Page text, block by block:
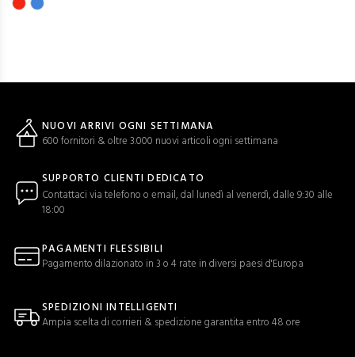
NUOVI ARRIVI OGNI SETTIMANA
600 fornitori & oltre 3.000 nuovi articoli ogni settimana
SUPPORTO CLIENTI DEDICATO
Contattaci via telefono o email, dal lunedì al venerdì, dalle 9:30 alle
18:00
PAGAMENTI FLESSIBILI
Pagamento dilazionato in 3 o 4 rate in diversi paesi d'Europa
SPEDIZIONI INTELLIGENTI
Ampia scelta di corrieri & spedizione garantita entro 48 ore